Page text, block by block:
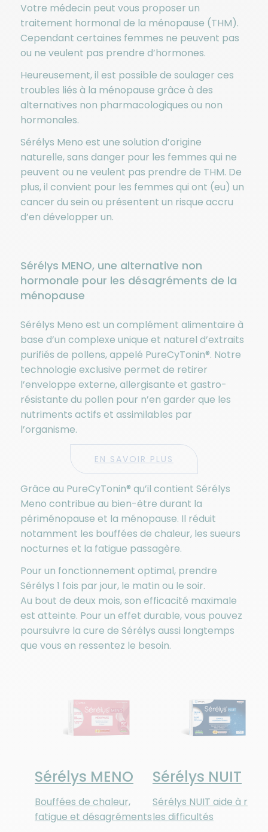
Votre médecin peut vous proposer un
traitement hormonal de la ménopause (THM).
Cependant certaines femmes ne peuvent pas
ou ne veulent pas prendre d’hormones.
Heureusement, il est possible de soulager ces
troubles liés à la ménopause grâce à des
alternatives non pharmacologiques ou non
hormonales.
Sérélys Meno est une solution d’origine
naturelle, sans danger pour les femmes qui ne
peuvent ou ne veulent pas prendre de THM. De
plus, il convient pour les femmes qui ont (eu) un
cancer du sein ou présentent un risque accru
d’en développer un.
Sérélys MENO, une alternative non
hormonale pour les désagréments de la
ménopause
Sérélys Meno est un complément alimentaire à
base d’un complexe unique et naturel d’extraits
purifiés de pollens, appelé PureCyTonin®. Notre
technologie exclusive permet de retirer
l’enveloppe externe, allergisante et gastro-
résistante du pollen pour n’en garder que les
nutriments actifs et assimilables par
l’organisme.
EN SAVOIR PLUS
Grâce au PureCyTonin® qu’il contient Sérélys
Meno contribue au bien-être durant la
périménopause et la ménopause. Il réduit
notamment les bouffées de chaleur, les sueurs
nocturnes et la fatigue passagère.
Pour un fonctionnement optimal, prendre
Sérélys 1 fois par jour, le matin ou le soir.
Au bout de deux mois, son efficacité maximale
est atteinte. Pour un effet durable, vous pouvez
poursuivre la cure de Sérélys aussi longtemps
que vous en ressentez le besoin.
Sérélys MENO
Bouffées de chaleur,
fatigue et désagréments
Sérélys NUIT
Sérélys NUIT aide à
les difficultés